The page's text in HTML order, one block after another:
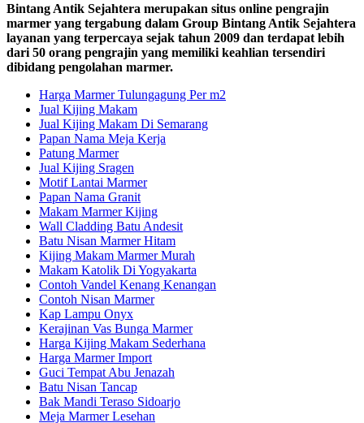
Bintang Antik Sejahtera merupakan situs online pengrajin
marmer yang tergabung dalam Group Bintang Antik Sejahtera
layanan yang terpercaya sejak tahun 2009 dan terdapat lebih
dari 50 orang pengrajin yang memiliki keahlian tersendiri
dibidang pengolahan marmer.
Harga Marmer Tulungagung Per m2
Jual Kijing Makam
Jual Kijing Makam Di Semarang
Papan Nama Meja Kerja
Patung Marmer
Jual Kijing Sragen
Motif Lantai Marmer
Papan Nama Granit
Makam Marmer Kijing
Wall Cladding Batu Andesit
Batu Nisan Marmer Hitam
Kijing Makam Marmer Murah
Makam Katolik Di Yogyakarta
Contoh Vandel Kenang Kenangan
Contoh Nisan Marmer
Kap Lampu Onyx
Kerajinan Vas Bunga Marmer
Harga Kijing Makam Sederhana
Harga Marmer Import
Guci Tempat Abu Jenazah
Batu Nisan Tancap
Bak Mandi Teraso Sidoarjo
Meja Marmer Lesehan